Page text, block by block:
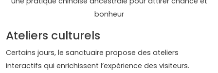
bonheur
Ateliers culturels
Certains jours, le sanctuaire propose des ateliers
interactifs qui enrichissent l’expérience des visiteurs.